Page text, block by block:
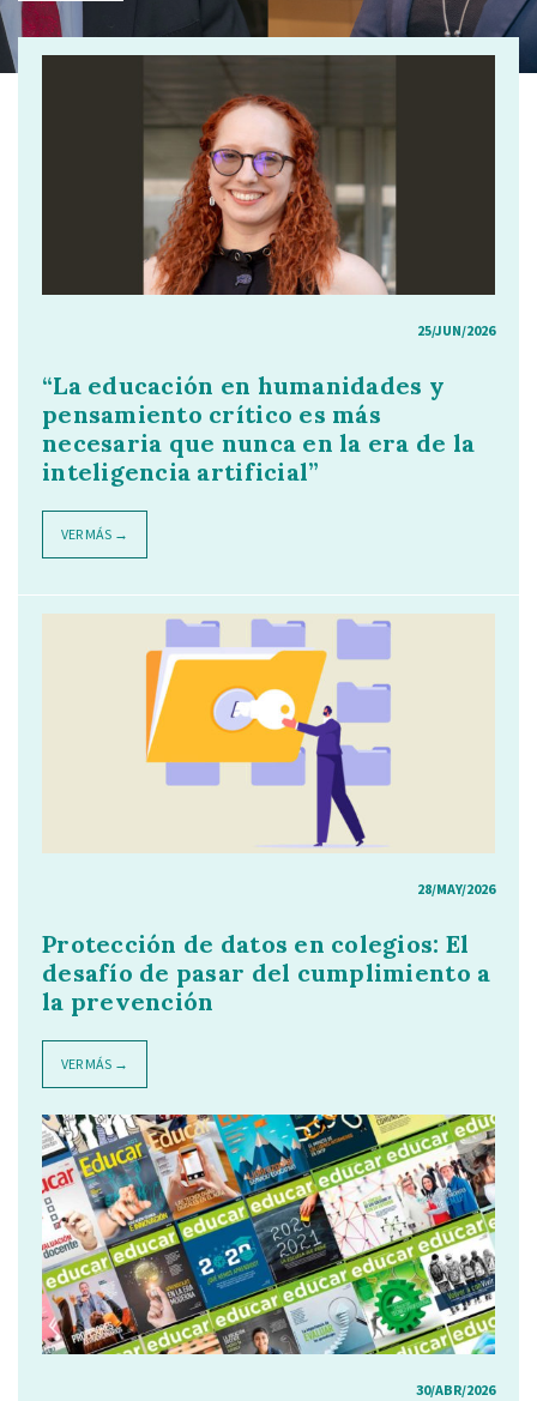
25/JUN/2026
“La educación en humanidades y
pensamiento crítico es más
necesaria que nunca en la era de la
inteligencia artificial”
VER MÁS →
28/MAY/2026
Protección de datos en colegios: El
desafío de pasar del cumplimiento a
la prevención
VER MÁS →
30/ABR/2026